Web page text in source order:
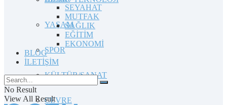
YAŞAM
SPOR
KÜLTÜR/SANAT
ÇEVRE
SEYAHAT
MUTFAK
SAĞLIK
EĞİTİM
EKONOMİ
BLOG
İLETİŞİM
No Result
View All Result